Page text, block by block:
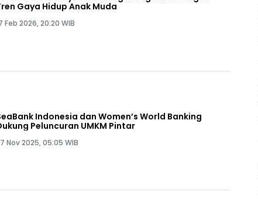
Gaya Hidup Anak Muda
Feb 2026, 20:20 WIB
Indonesia dan Women’s World Banking
Peluncuran UMKM Pintar
Nov 2025, 05:05 WIB